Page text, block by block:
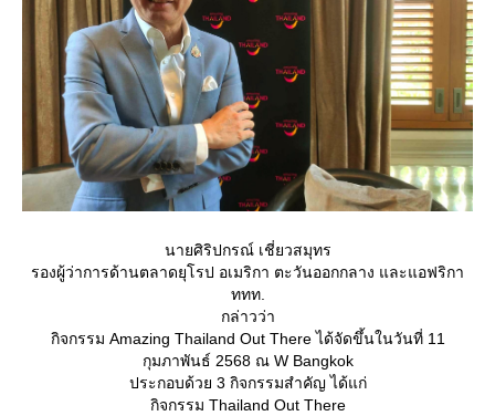
นายศิริปกรณ์ เชี่ยวสมุทร
รองผู้ว่าการด้านตลาดยุโรป อเมริกา ตะวันออกกลาง และแอฟริกา
ททท.
กล่าวว่า
กิจกรรม Amazing Thailand Out There ได้จัดขึ้นในวันที่ 11
กุมภาพันธ์ 2568 ณ W Bangkok
ประกอบด้วย 3 กิจกรรมสำคัญ ได้แก่
กิจกรรม Thailand Out There